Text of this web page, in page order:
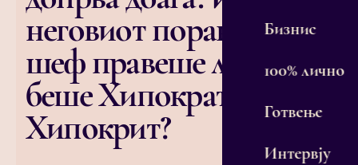
Бизнис
100% лично
Готвење
Интервју
неговиот поранешен
шеф правеше лапсуси:
беше Хипократ или
Хипокрит?